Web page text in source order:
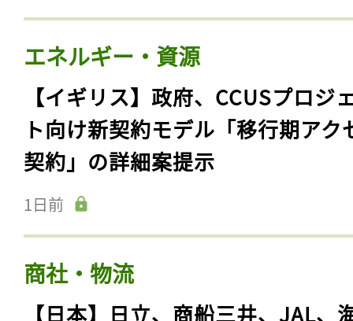
エネルギー・資源
【イギリス】政府、CCUSプロジ
ト向け新契約モデル「移行期アク
契約」の詳細案提示
1日前
商社・物流
【日本】日立、商船三井、JAL、